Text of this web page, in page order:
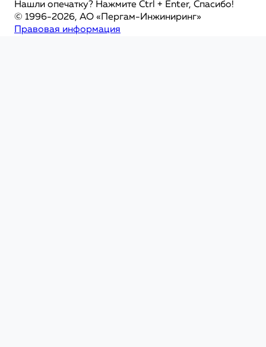
Нашли опечатку? Нажмите Ctrl + Enter, Спасибо!
© 1996-2026, АО «Пергам-Инжиниринг»
Правовая информация